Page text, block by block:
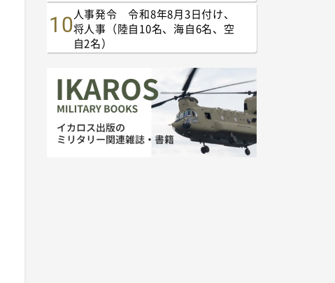
人事発令 令和8年8月3日付け、
将人事（陸自10名、海自6名、空
自2名）